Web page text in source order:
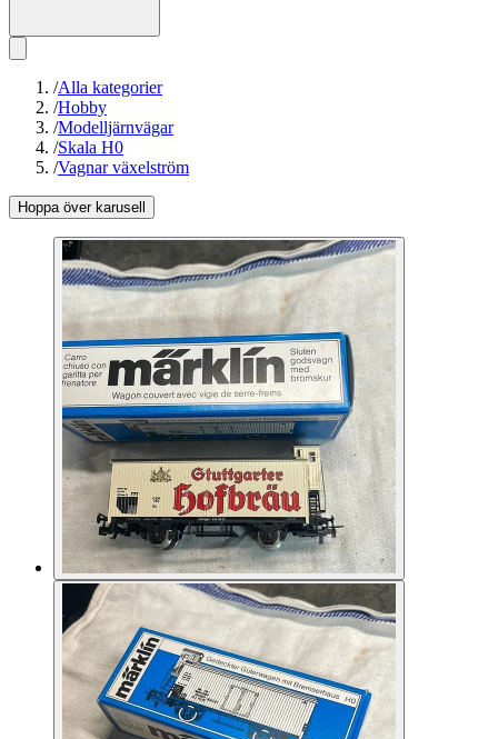
/Alla kategorier
/Hobby
/Modelljärnvägar
/Skala H0
/Vagnar växelström
Hoppa över karusell